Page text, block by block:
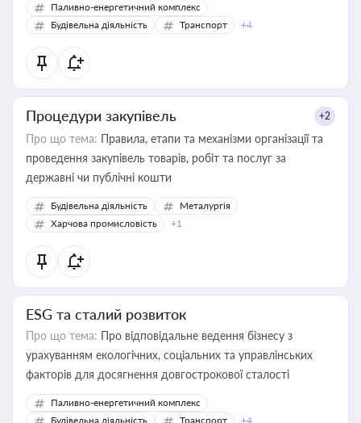
Паливно-енергетичний комплекс
Будівельна діяльність
Транспорт +4
Процедури закупівель +2
Про що тема: Правила, етапи та механізми організації та
проведення закупівель товарів, робіт та послуг за
державні чи публічні кошти
Будівельна діяльність
Металургія
Харчова промисловість
+1
ESG та сталий розвиток
Про що тема: Про відповідальне ведення бізнесу з
урахуванням екологічних, соціальних та управлінських
факторів для досягнення довгострокової сталості
Паливно-енергетичний комплекс
Будівельна діяльність
Транспорт +4